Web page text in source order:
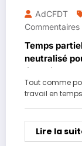
AdCFDT
Commentaires
Temps
neutralisé
licenciement !
Tout comme
travail en
Lire la